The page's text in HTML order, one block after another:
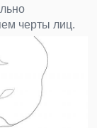
черты лиц.